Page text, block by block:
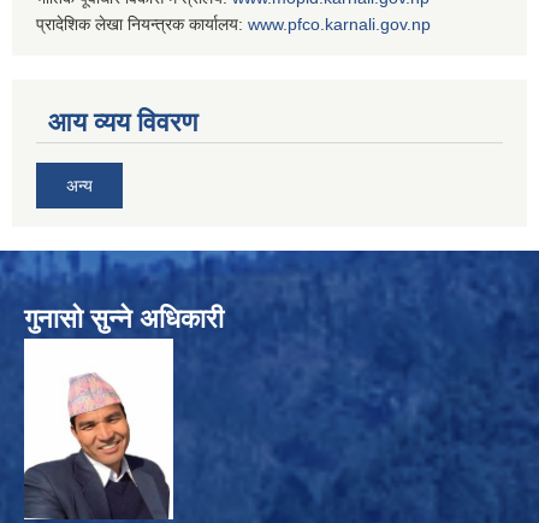
प्रादेशिक लेखा नियन्त्रक कार्यालय: www. pfco.karnali.gov.np
आय व्यय विवरण
अन्य
गुनासो सुन्ने अधिकारी